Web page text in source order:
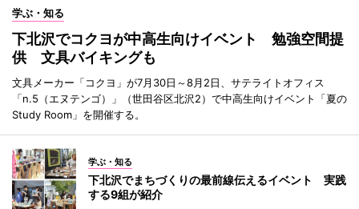
学ぶ・知る
下北沢でコクヨが中高生向けイベント 勉強空間提
供 文具バイキングも
文具メーカー「コクヨ」が7月30日～8月2日、サテライトオフィス
「n.5（エヌテンゴ）」（世田谷区北沢2）で中高生向けイベント「夏の
Study Room」を開催する。
学ぶ・知る
下北沢でまちづくりの最前線伝えるイベント 実践
する9組が紹介